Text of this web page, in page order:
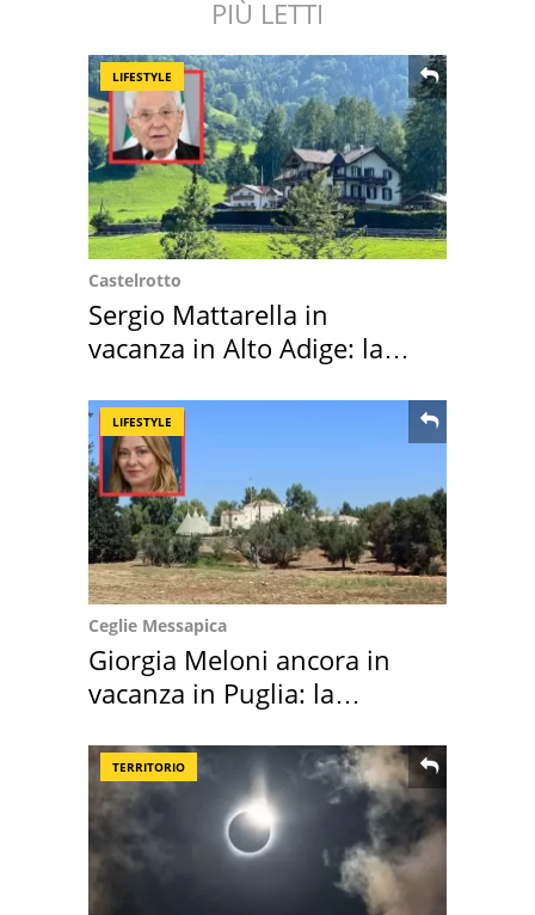
PIÙ LETTI
LIFESTYLE
Castelrotto
Sergio Mattarella in
vacanza in Alto Adige: la
LIFESTYLE
Ceglie Messapica
Giorgia Meloni ancora in
vacanza in Puglia: la
TERRITORIO